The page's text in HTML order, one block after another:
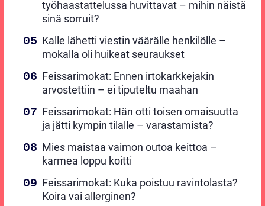
työhaastattelussa huvittavat – mihin näistä
sinä sorruit?
Kalle lähetti viestin väärälle henkilölle –
mokalla oli huikeat seuraukset
Feissarimokat: Ennen irtokarkkejakin
arvostettiin – ei tiputeltu maahan
Feissarimokat: Hän otti toisen omaisuutta
ja jätti kympin tilalle – varastamista?
Mies maistaa vaimon outoa keittoa –
karmea loppu koitti
Feissarimokat: Kuka poistuu ravintolasta?
Koira vai allerginen?